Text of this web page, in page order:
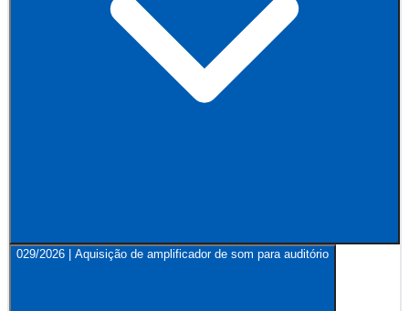
029/2026 | Aquisição de amplificador de som para auditório